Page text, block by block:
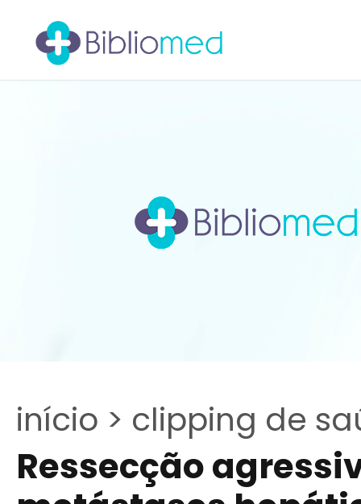
início > clipping de
Ressecção